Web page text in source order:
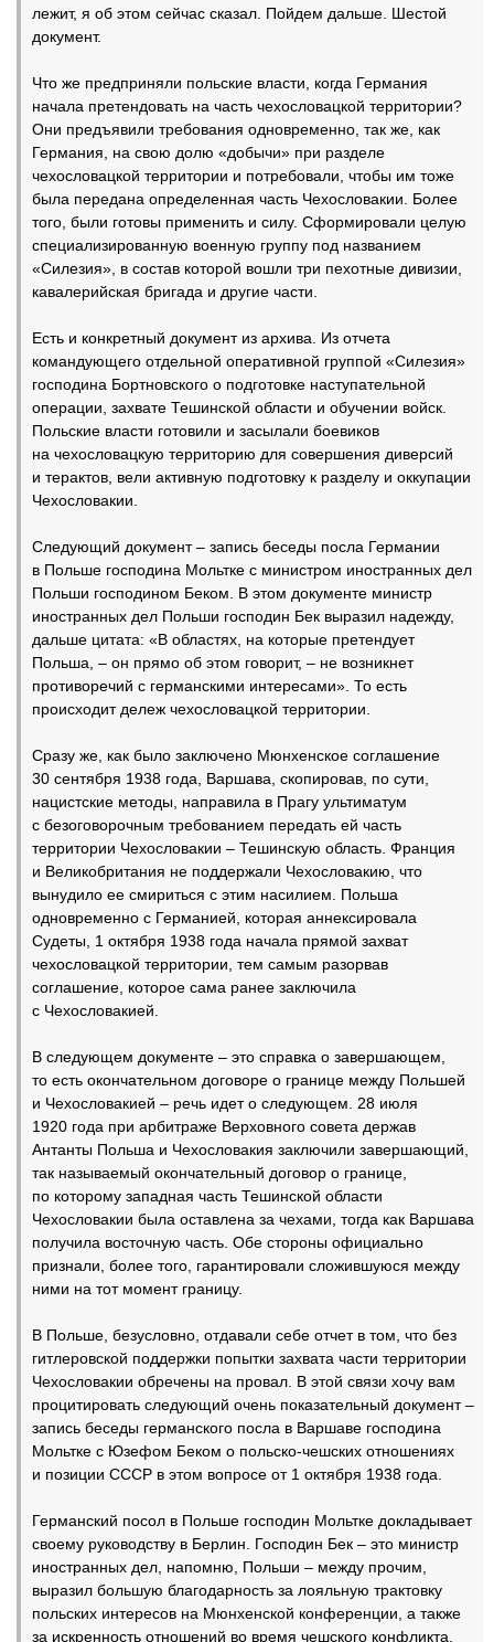
лежит, я об этом сейчас сказал. Пойдем дальше. Шестой
документ.
Что же предприняли польские власти, когда Германия
начала претендовать на часть чехословацкой территории?
Они предъявили требования одновременно, так же, как
Германия, на свою долю «добычи» при разделе
чехословацкой территории и потребовали, чтобы им тоже
была передана определенная часть Чехословакии. Более
того, были готовы применить и силу. Сформировали целую
специализированную военную группу под названием
«Силезия», в состав которой вошли три пехотные дивизии,
кавалерийская бригада и другие части.
Есть и конкретный документ из архива. Из отчета
командующего отдельной оперативной группой «Силезия»
господина Бортновского о подготовке наступательной
операции, захвате Тешинской области и обучении войск.
Польские власти готовили и засылали боевиков
на чехословацкую территорию для совершения диверсий
и терактов, вели активную подготовку к разделу и оккупации
Чехословакии.
Следующий документ – запись беседы посла Германии
в Польше господина Мольтке с министром иностранных дел
Польши господином Беком. В этом документе министр
иностранных дел Польши господин Бек выразил надежду,
дальше цитата: «В областях, на которые претендует
Польша, – он прямо об этом говорит, – не возникнет
противоречий с германскими интересами». То есть
происходит дележ чехословацкой территории.
Сразу же, как было заключено Мюнхенское соглашение
30 сентября 1938 года, Варшава, скопировав, по сути,
нацистские методы, направила в Прагу ультиматум
с безоговорочным требованием передать ей часть
территории Чехословакии – Тешинскую область. Франция
и Великобритания не поддержали Чехословакию, что
вынудило ее смириться с этим насилием. Польша
одновременно с Германией, которая аннексировала
Судеты, 1 октября 1938 года начала прямой захват
чехословацкой территории, тем самым разорвав
соглашение, которое сама ранее заключила
с Чехословакией.
В следующем документе – это справка о завершающем,
то есть окончательном договоре о границе между Польшей
и Чехословакией – речь идет о следующем. 28 июля
1920 года при арбитраже Верховного совета держав
Антанты Польша и Чехословакия заключили завершающий,
так называемый окончательный договор о границе,
по которому западная часть Тешинской области
Чехословакии была оставлена за чехами, тогда как Варшава
получила восточную часть. Обе стороны официально
признали, более того, гарантировали сложившуюся между
ними на тот момент границу.
В Польше, безусловно, отдавали себе отчет в том, что без
гитлеровской поддержки попытки захвата части территории
Чехословакии обречены на провал. В этой связи хочу вам
процитировать следующий очень показательный документ –
запись беседы германского посла в Варшаве господина
Мольтке с Юзефом Беком о польско-чешских отношениях
и позиции СССР в этом вопросе от 1 октября 1938 года.
Германский посол в Польше господин Мольтке докладывает
своему руководству в Берлин. Господин Бек – это министр
иностранных дел, напомню, Польши – между прочим,
выразил большую благодарность за лояльную трактовку
польских интересов на Мюнхенской конференции, а также
за искренность отношений во время чешского конфликта.